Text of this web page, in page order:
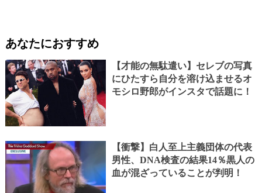
あなたにおすすめ
【才能の無駄遣い】セレブの写真
にひたすら自分を溶け込ませるオ
モシロ野郎がインスタで話題に！
【衝撃】白人至上主義団体の代表
男性、DNA検査の結果14％黒人の
血が混ざっていることが判明！